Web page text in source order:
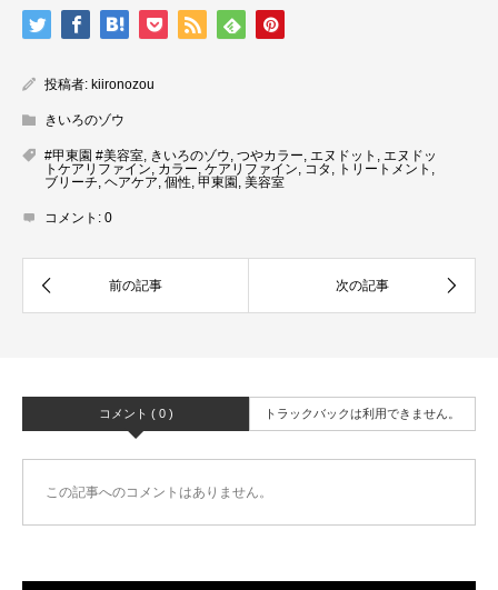
投稿者: kiironozou
きいろのゾウ
#甲東園 #美容室, きいろのゾウ, つやカラー, エヌドット , エヌドッ
トケアリファイン, カラー, ケアリファイン, コタ , トリートメント ,
ブリーチ, ヘアケア, 個性, 甲東園 , 美容室
コメント: 0
コメント ( 0 ) トラックバックは利用できません。
この記事へのコメントはありません。